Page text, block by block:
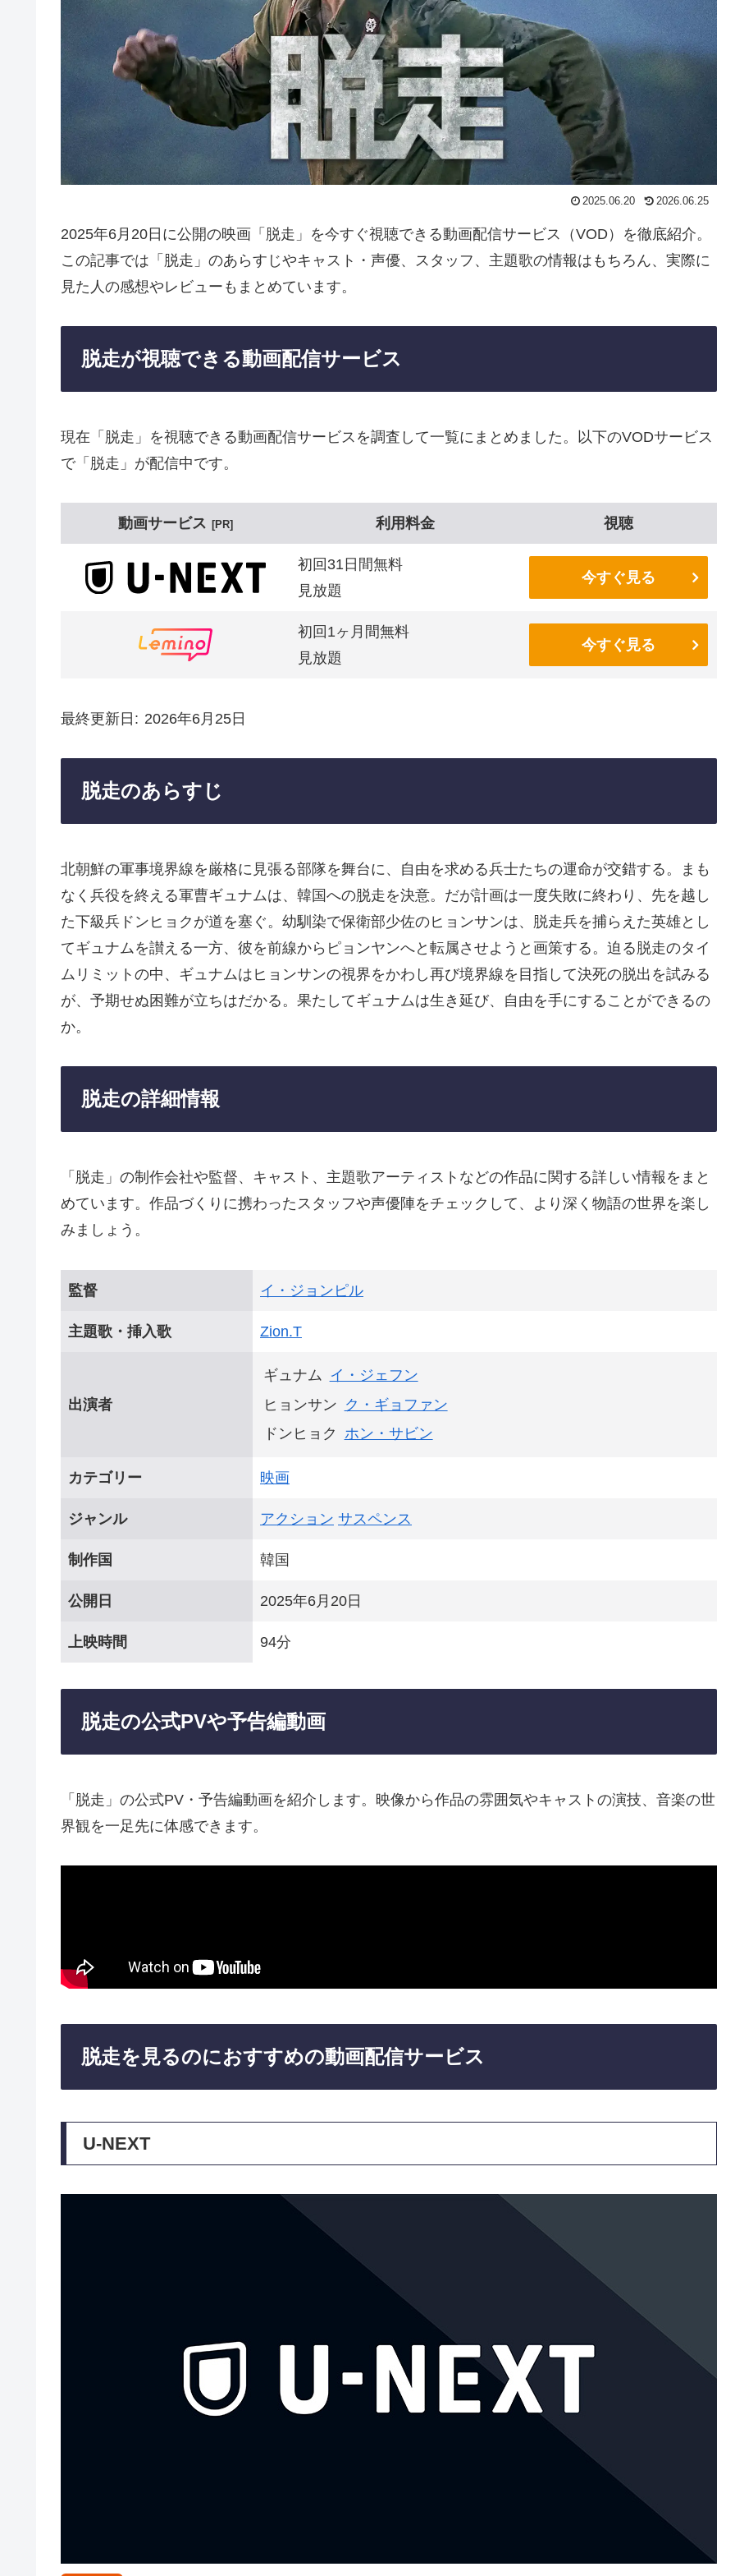
2025.06.20 2026.06.25
2025年6月20日に公開の映画「脱走」を今すぐ視聴できる動画配信サービス（VOD）を徹底紹介。
この記事では「脱走」のあらすじやキャスト・声優、スタッフ、主題歌の情報はもちろん、実際に
見た人の感想やレビューもまとめています。
脱走が視聴できる動画配信サービス
現在「脱走」を視聴できる動画配信サービスを調査して一覧にまとめました。以下のVODサービス
で「脱走」が配信中です。
動画サービス PR 利用料金 視聴
初回31日間無料
見放題
今すぐ見る
初回1ヶ月間無料
見放題
今すぐ見る
最終更新日 2026年6月25日
脱走のあらすじ
北朝鮮の軍事境界線を厳格に見張る部隊を舞台に、自由を求める兵士たちの運命が交錯する。まも
なく兵役を終える軍曹ギュナムは、韓国への脱走を決意。だが計画は一度失敗に終わり、先を越し
た下級兵ドンヒョクが道を塞ぐ。幼馴染で保衛部少佐のヒョンサンは、脱走兵を捕らえた英雄とし
てギュナムを讃える一方、彼を前線からピョンヤンへと転属させようと画策する。迫る脱走のタイ
ムリミットの中、ギュナムはヒョンサンの視界をかわし再び境界線を目指して決死の脱出を試みる
が、予期せぬ困難が立ちはだかる。果たしてギュナムは生き延び、自由を手にすることができるの
か。
脱走の詳細情報
「脱走」の制作会社や監督、キャスト、主題歌アーティストなどの作品に関する詳しい情報をまと
めています。作品づくりに携わったスタッフや声優陣をチェックして、より深く物語の世界を楽し
みましょう。
監督 イ・ジョンピル
主題歌・挿入歌 Zion.T
出演者
ギュナム イ・ジェフン
ヒョンサン ク・ギョファン
ドンヒョク ホン・サビン
カテゴリー 映画
ジャンル アクション サスペンス
制作国 韓国
公開日 2025年6月20日
上映時間 94分
脱走の公式PVや予告編動画
「脱走」の公式PV・予告編動画を紹介します。映像から作品の雰囲気やキャストの演技、音楽の世
界観を一足先に体感できます。
脱走を見るのにおすすめの動画配信サービス
U-NEXT